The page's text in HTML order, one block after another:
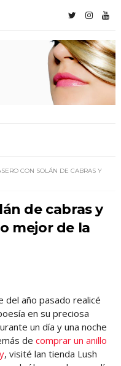
CON SOLÁN DE CABRAS Y
de cabras y
mejor de la
del año pasado realicé
en su preciosa
un día y una noche
de comprar un anillo
, visité lan tienda Lush